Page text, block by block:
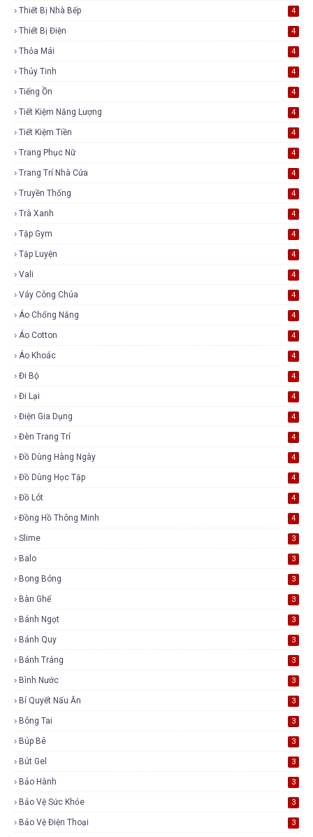
Thiết Bị Nhà Bếp 4
Thiết Bị Điện 4
Thỏa Mái 4
Thủy Tinh 4
Tiếng Ồn 4
Tiết Kiệm Năng Lượng 4
Tiết Kiệm Tiền 4
Trang Phục Nữ 4
Trang Trí Nhà Cửa 4
Truyền Thống 4
Trà Xanh 4
Tập Gym 4
Tập Luyện 4
Vali 4
Váy Công Chúa 4
Áo Chống Nắng 4
Áo Cotton 4
Áo Khoác 4
Đi Bộ 4
Đi Lại 4
Điện Gia Dụng 4
Đèn Trang Trí 4
Đồ Dùng Hàng Ngày 4
Đồ Dùng Học Tập 4
Đồ Lót 4
Đồng Hồ Thông Minh 4
Slime 3
Balo 3
Bong Bóng 3
Bàn Ghế 3
Bánh Ngọt 3
Bánh Quy 3
Bánh Tráng 3
Bình Nước 3
Bí Quyết Nấu Ăn 3
Bông Tai 3
Búp Bê 3
Bút Gel 3
Bảo Hành 3
Bảo Vệ Sức Khỏe 3
Bảo Vệ Điện Thoại 3